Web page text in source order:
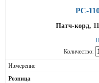
PC-
Патч-корд,
Количество: